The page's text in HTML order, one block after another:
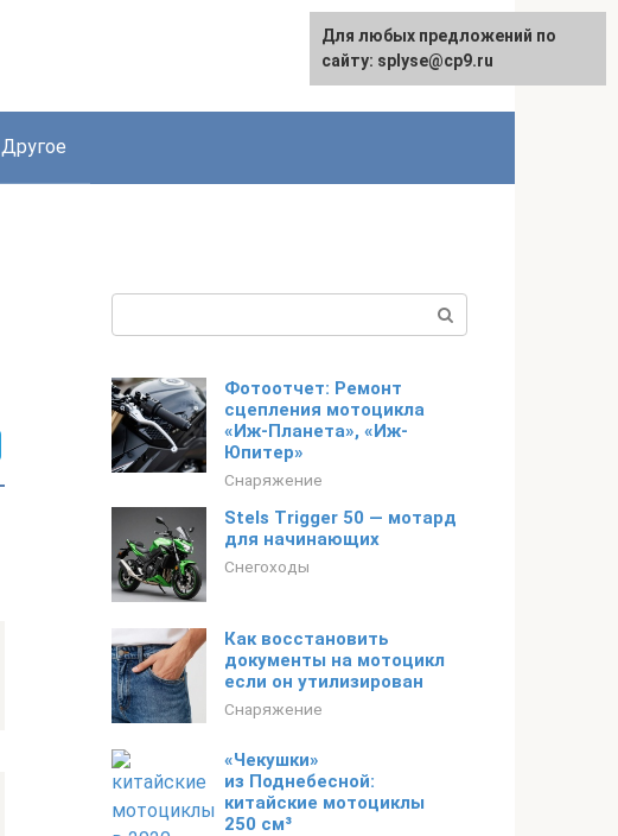
Другое
Фотоотчет: Ремонт
сцепления мотоцикла
«Иж-Планета», «Иж-
Юпитер»
Снаряжение
Stels Trigger 50 — мотард
для начинающих
Снегоходы
Как восстановить
документы на мотоцикл
если он утилизирован
Снаряжение
«Чекушки»
из Поднебесной:
китайские мотоциклы
250 см³
Для любых предложений по
сайту: splyse@cp9.ru